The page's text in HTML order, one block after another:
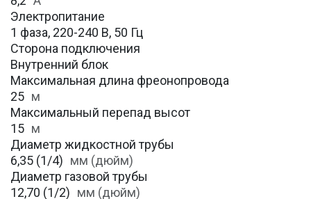
Электропитание
1 фаза, 220-240 В, 50 Гц
Сторона подключения
Внутренний блок
Максимальная длина фреонопровода
25 м
Максимальный перепад высот
15 м
Диаметр жидкостной трубы
6,35 (1/4) мм (дюйм)
Диаметр газовой трубы
12,70 (1/2) мм (дюйм)